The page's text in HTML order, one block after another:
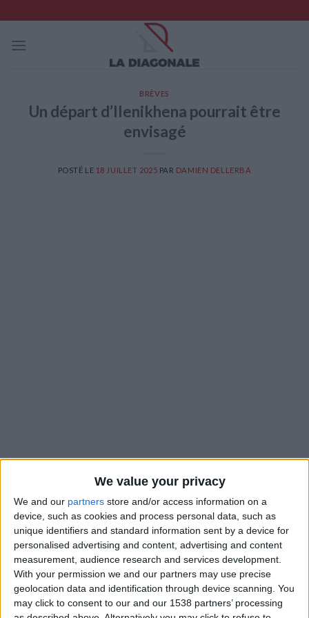
We value your privacy
We and our partners store and/or access information on a
device, such as cookies and process personal data, such as
unique identifiers and standard information sent by a device for
personalised advertising and content, advertising and content
measurement, audience research and services development.
With your permission we and our partners may use precise
geolocation data and identification through device scanning. You
may click to consent to our and our 1538 partners’ processing
to
content
BRÈVES
Un départ d’Ilenikhena pourrait être
envisagé
POSTÉ LE 18 JUILLET 2025 PAR DAMIEN DELLERBA
À l’instar de Vanderson, qui dispose d’un bon de sortie,
George Ilenikhena n’est pas encore apparu lors des matches
de préparation de l’AS Monaco. L’attaquant nigérian de 18 ans
est bien en Angleterre, mais selon les retours des médias
présents sur place, celui-ci s’entraîne individuellement, ce qui
laisse supposer que l’attaquant doit travailler physiquement